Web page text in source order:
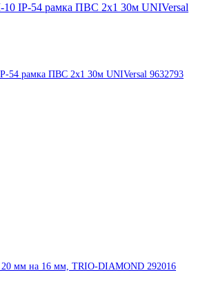
54 рамка ПВС 2x1 30м UNIVersal 9632793
20 мм на 16 мм, TRIO-DIAMOND 292016